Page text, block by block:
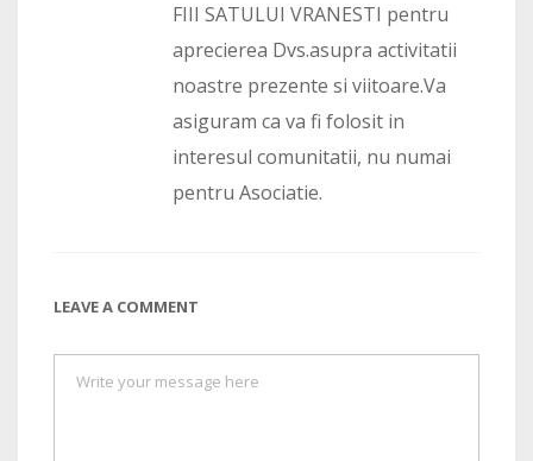
FIII SATULUI VRANESTI pentru
aprecierea Dvs.asupra activitatii
noastre prezente si viitoare.Va
asiguram ca va fi folosit in
interesul comunitatii, nu numai
pentru Asociatie.
LEAVE A COMMENT